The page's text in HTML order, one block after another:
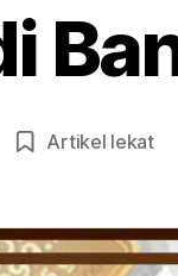
Artikel lekat